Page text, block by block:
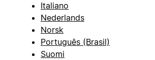
Italiano
Nederlands
Norsk
Português (Brasil)
Suomi